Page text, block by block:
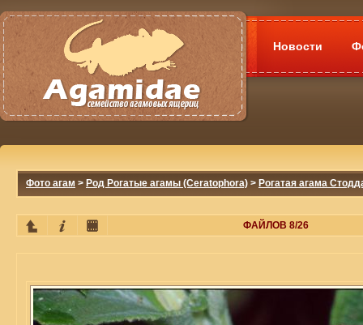
Новости
Фото агам > Род Рогатые агамы (Ceratophora) > Рогатая агама
ФАЙЛОВ 8/26